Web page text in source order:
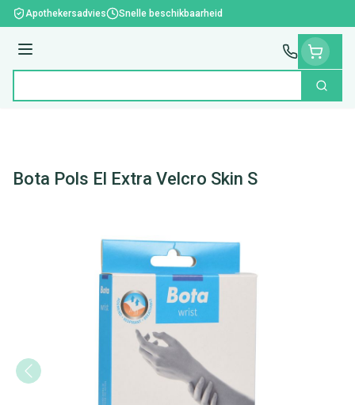
Ga naar de inhoud
Apothekersadvies Snelle beschikbaarheid
Menu
Zoek
Bota Pols El Extra Velcro Skin S